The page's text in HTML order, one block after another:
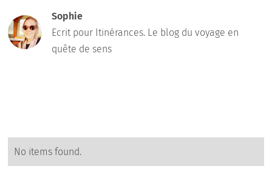
Sophie
Ecrit pour Itinérances. Le blog du voyage en
quête de sens
No items found.